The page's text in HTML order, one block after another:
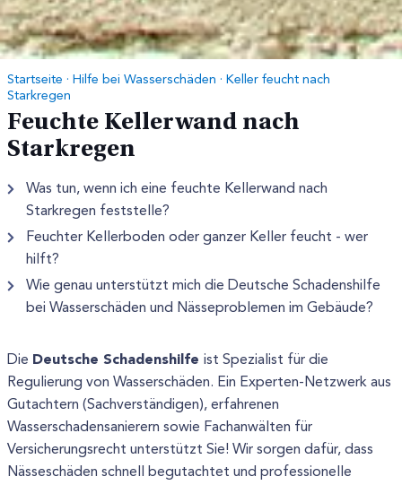
Startseite · Hilfe bei Wasserschäden · Keller feucht nach
Starkregen
Feuchte Kellerwand nach
Starkregen
Was tun, wenn ich eine feuchte Kellerwand nach
Starkregen feststelle?
Feuchter Kellerboden oder ganzer Keller feucht - wer
hilft?
Wie genau unterstützt mich die Deutsche Schadenshilfe
bei Wasserschäden und Nässeproblemen im Gebäude?
Die Deutsche Schadenshilfe ist Spezialist für die
Regulierung von Wasserschäden. Ein Experten-Netzwerk aus
Gutachtern (Sachverständigen), erfahrenen
Wasserschadensanierern sowie Fachanwälten für
Versicherungsrecht unterstützt Sie! Wir sorgen dafür, dass
Nässeschäden schnell begutachtet und professionelle